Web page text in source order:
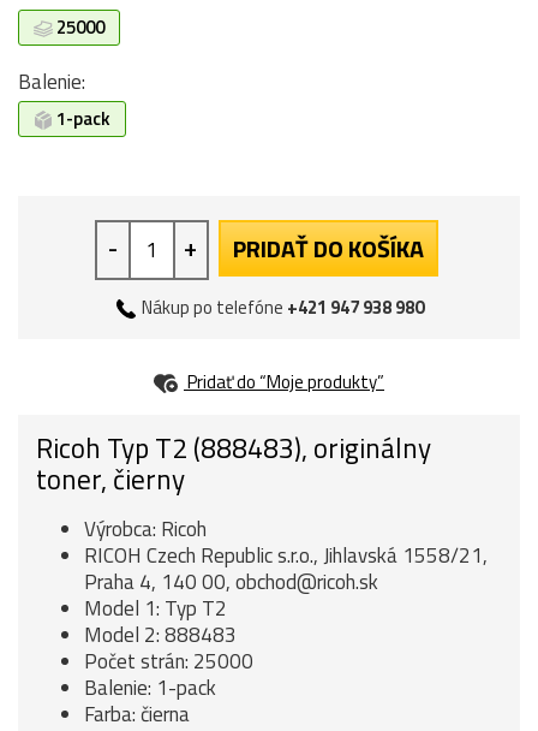
25000
Balenie:
1-pack
- + PRIDAŤ DO KOŠÍKA
Nákup po telefóne +421 947 938 980
Pridať do “Moje produkty”
Ricoh Typ T2 (888483), originálny
toner, čierny
Výrobca: Ricoh
RICOH Czech Republic s.r.o., Jihlavská 1558/21,
Praha 4, 140 00, obchod@ricoh.sk
Model 1: Typ T2
Model 2: 888483
Počet strán: 25000
Balenie: 1-pack
Farba: čierna